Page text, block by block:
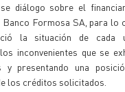
diálogo sobre el
Formosa SA, para lo
la situación de cada
inconvenientes que se
y presentando una
los créditos solicitados.